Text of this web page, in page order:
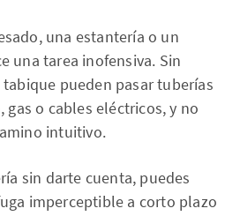
una estantería o un
una tarea inofensiva. Sin
pueden pasar tuberías
gas o cables eléctricos, y no
intuitivo.
sin darte cuenta, puedes
imperceptible a corto plazo